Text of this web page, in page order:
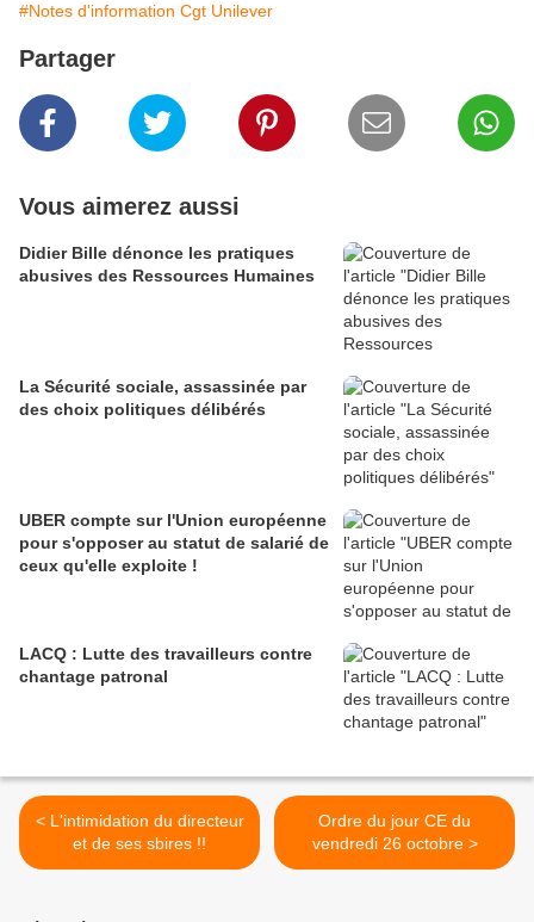
#Notes d'information Cgt Unilever
Partager
Vous aimerez aussi
Didier Bille dénonce les pratiques
abusives des Ressources Humaines
La Sécurité sociale, assassinée par
des choix politiques délibérés
UBER compte sur l'Union européenne
pour s'opposer au statut de salarié de
ceux qu'elle exploite !
LACQ : Lutte des travailleurs contre
chantage patronal
< L'intimidation du directeur
et de ses sbires !!
Ordre du jour CE du
vendredi 26 octobre >